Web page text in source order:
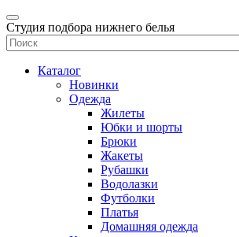
Студия подбора нижнего белья
Каталог
Новинки
Одежда
Жилеты
Юбки и шорты
Брюки
Жакеты
Рубашки
Водолазки
Футболки
Платья
Домашняя одежда